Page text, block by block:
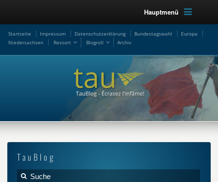
Hauptmenü
Startseite Impressum Datenschutzerklärung Bundestagswahl
Europa
Niedersachsen
Ressort Blogroll Archiv
TauBlog